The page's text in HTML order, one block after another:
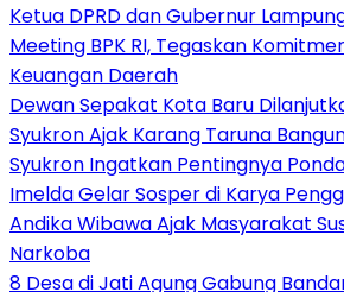
Ketua DPRD dan Gubernur
Meeting BPK RI, Tegaskan
Keuangan Daerah
Dewan Sepakat Kota Baru
Syukron Ajak Karang Taruna
Syukron Ingatkan Pentingnya
Imelda Gelar Sosper di Karya
Andika Wibawa Ajak Masyarakat
Narkoba
8 Desa di Jati Agung Gabung